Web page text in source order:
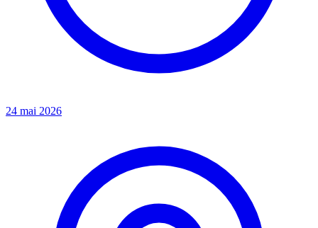
24 mai 2026